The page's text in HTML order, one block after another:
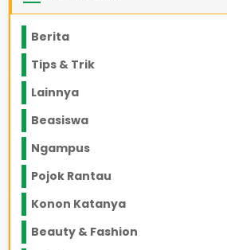
Berita
Tips & Trik
Lainnya
Beasiswa
Ngampus
Pojok Rantau
Konon Katanya
Beauty & Fashion